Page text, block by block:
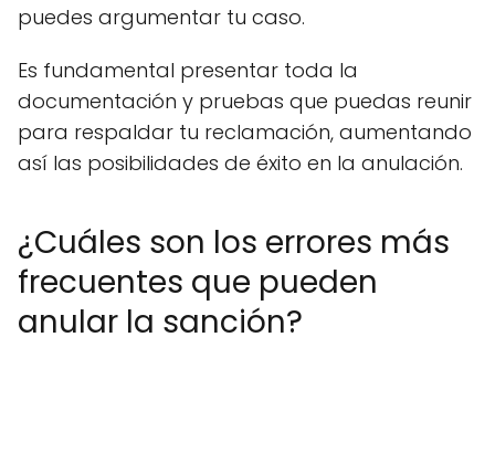
puedes argumentar tu caso.
Es fundamental presentar toda la
documentación y pruebas que puedas reunir
para respaldar tu reclamación, aumentando
así las posibilidades de éxito en la anulación.
¿Cuáles son los errores más
frecuentes que pueden
anular la sanción?